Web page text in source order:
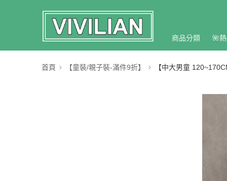
商品分類 🌺
首頁 【童裝/親子裝-滿件9折】 【中大男童